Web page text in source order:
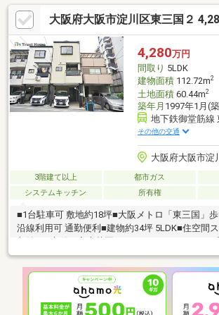
シ設置・ミストサウナ設置・バリアフリー工事
換・2階クロス貼替令和2年・床暖房新設・クロ
ング貼替・洗面台交換■おススメPOINT■・阪急
利用可能・商店街・商業施設・買物施設が徒歩5
大阪府大阪市淀川区東三国２
4,280万円
間取り 5LDK
建物面積112.72m2
土地面積60.44m2
築年月 1997年1月(
地下鉄御堂筋線
その他の交通
大阪府大阪市淀
3階建て以上 都市ガス
システムキッチン
所有権
■1台駐車可 敷地約18坪■大阪メトロ「東三国」
沿線利用可 通勤便利■建物約34坪 5LDK■住空間ス
好！お手洗い×2ヶ所■風通しの良い2面バルコニ
雨風から守るビルドインガレージ■前道幅約6m
小・中学校、スーパー、病院が徒歩10分圏内で
国小学校 約200m♪東三国中学校 約600m♪ダイエ
フードスタイル 約350mお家探しは、『物件掲載